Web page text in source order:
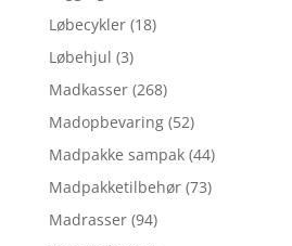
Løbecykler (18)
Løbehjul (3)
Madkasser (268)
Madopbevaring (52)
Madpakke sampak (44)
Madpakketilbehør (73)
Madrasser (94)